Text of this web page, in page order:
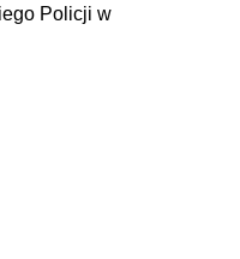
Policji w